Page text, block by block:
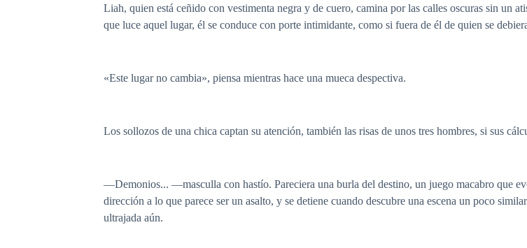
Liah, quien está ceñido con vestimenta negra y de cuero, camina por las calles oscuras sin un
que luce aquel lugar, él se conduce con porte intimidante, como si fuera de él de quien se
«Este lugar no cambia», piensa mientras hace una mueca despectiva.
Los sollozos de una chica captan su atención, también las risas de unos tres hombres, si sus
—Demonios... —masculla con hastío. Pareciera una burla del destino, un juego macabro que
dirección a lo que parece ser un asalto, y se detiene cuando descubre una escena un poco
ultrajada aún.